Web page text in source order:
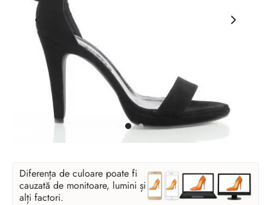
Diferența de culoare poate fi
cauzată de monitoare, lumini și
alți factori.